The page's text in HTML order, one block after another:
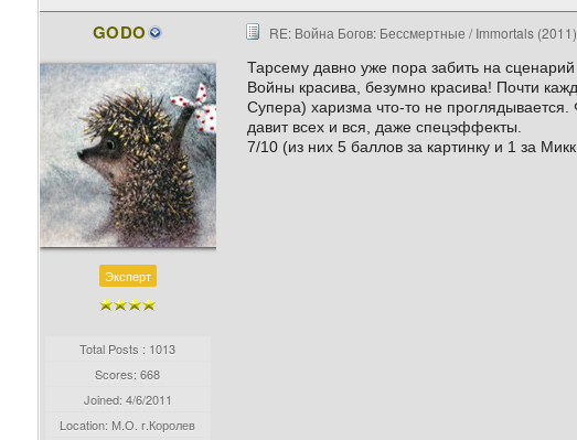
GODO
Эксперт
Total Posts : 1013
Scores: 668
Joined: 4/6/2011
Location: М.О. г.Королев
RE: Война Богов: Бессмертные / Immortals (2011)
Тарсему давно уже пора забить на
Войны красива, безумно красива! Почти
Супера) харизма что-то не проглядывается.
давит всех и вся, даже спецэффекты.
7/10 (из них 5 баллов за картинку и 1 за